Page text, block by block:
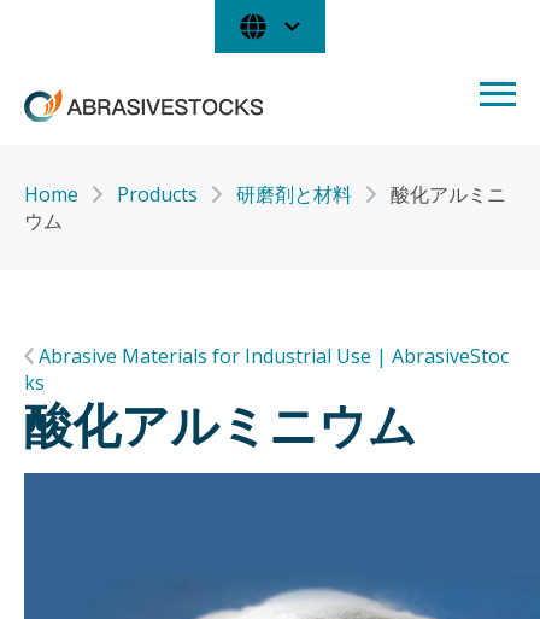
Home Products 研磨剤と材料
酸化アルミニ
ウム
Abrasive Materials for Industrial Use | AbrasiveStoc
ks
酸化アルミニウム